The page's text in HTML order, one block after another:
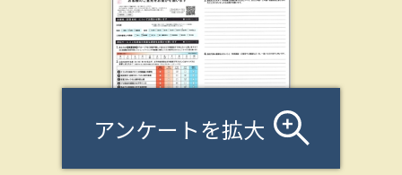
アンケートを拡大